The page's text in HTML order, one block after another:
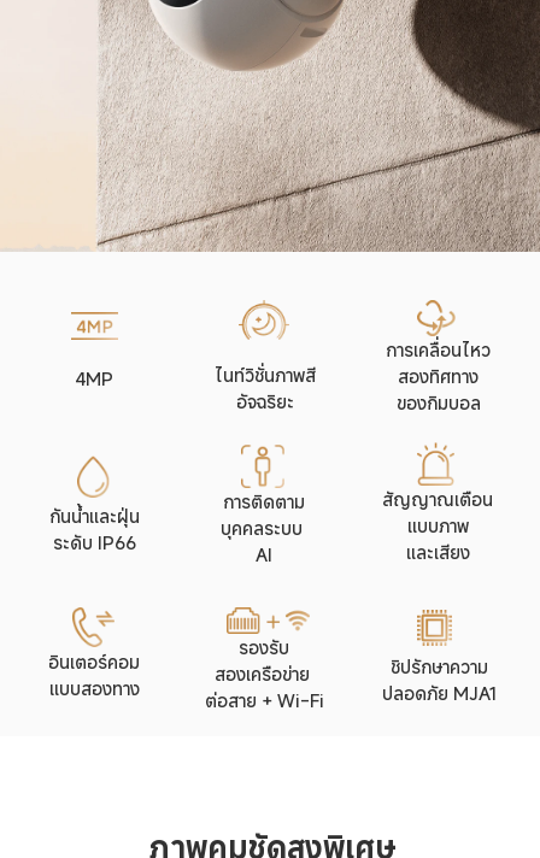
กันน้ำและฝุ่น
ระดับ IP66
อินเตอร์คอม
แบบสองทาง
4MP
ไนท์วิชั่นภาพสี
อัจฉริยะ
รองรับ
สองเครือข่าย
ต่อสาย + Wi-Fi
การติดตาม
บุคคลระบบ
AI
การเคลื่อนไหว
สองทิศทาง
ของกิมบอล
ชิปรักษาความ
ปลอดภัย MJA1
สัญญาณเตือน
แบบภาพ
และเสียง
ภาพคมชัดสูงพิเศษ